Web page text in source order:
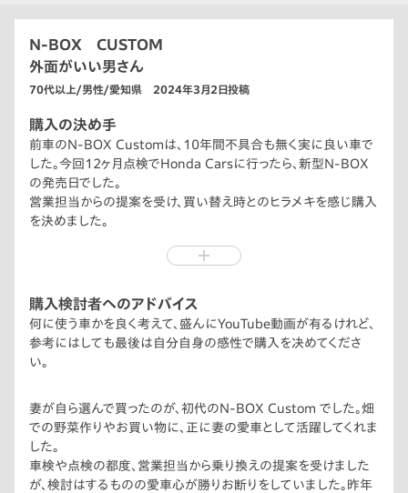
N-BOX CUSTOM
外面がいい男さん
70代以上/男性/愛知県 2024年3月2日投稿
購入の決め手
前車のN-BOX Customは、10年間不具合も無く実に良い車で
した。今回12ヶ月点検でHonda Carsに行ったら、新型N-BOX
の発売日でした。
営業担当からの提案を受け、買い替え時とのヒラメキを感じ購入
を決めました。
サンライトホワイト・パール、オプションはサンシェード内蔵大型
購入検討者へのアドバイス
何に使う車かを良く考えて、盛んにYouTube動画が有るけれど、
参考にはしても最後は自分自身の感性で購入を决めてくださ
い。
妻が自ら選んで買ったのが、初代のN-BOX Custom でした。畑
での野菜作りやお買い物に、正に妻の愛車として活躍してくれま
した。
車検や点検の都度、営業担当から乗り換えの提案を受けました
が、検討はするものの愛車心が勝りお断りをしていました。昨年